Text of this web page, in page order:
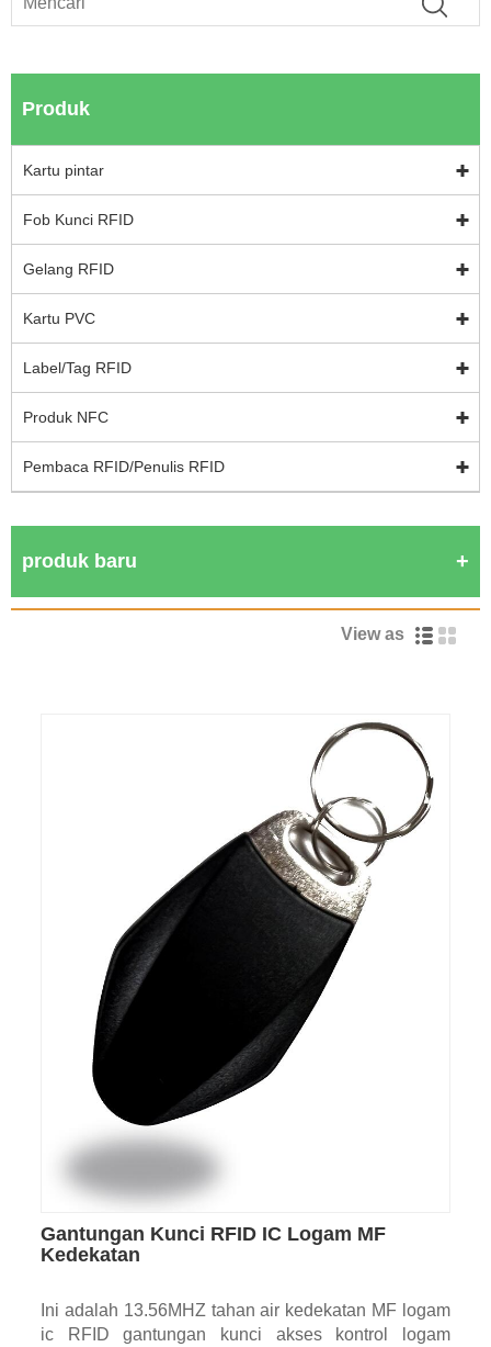
Produk
Kartu pintar
Fob Kunci RFID
Gelang RFID
Kartu PVC
Label/Tag RFID
Produk NFC
Pembaca RFID/Penulis RFID
produk baru
View as
Gantungan Kunci RFID IC Logam MF
Kedekatan
Ini adalah 13.56MHZ tahan air kedekatan MF logam
ic RFID gantungan kunci akses kontrol logam